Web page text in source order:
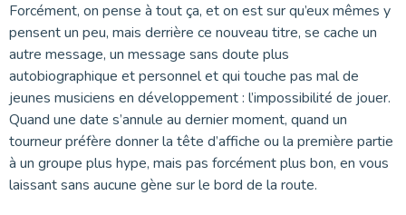
Forcément, on pense à tout ça, et on est sur qu’eux mêmes y
pensent un peu, mais derrière ce nouveau titre, se cache un
autre message, un message sans doute plus
autobiographique et personnel et qui touche pas mal de
jeunes musiciens en développement : l’impossibilité de jouer.
Quand une date s’annule au dernier moment, quand un
tourneur préfère donner la tête d’affiche ou la première partie
à un groupe plus hype, mais pas forcément plus bon, en vous
laissant sans aucune gène sur le bord de la route.